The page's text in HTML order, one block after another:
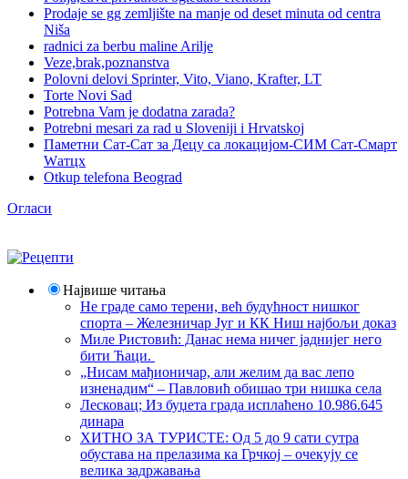
Prodaje se gg zemljište na manje od deset minuta od centra
Niša
radnici za berbu maline Arilje
Veze,brak,poznanstva
Polovni delovi Sprinter, Vito, Viano, Krafter, LT
Torte Novi Sad
Potrebna Vam je dodatna zarada?
Potrebni mesari za rad u Sloveniji i Hrvatskoj
Паметни Сат-Сат за Децу са локацијом-СИМ Сат-Смарт
Wатцх
Otkup telefona Beograd
Огласи
Највише читања
Не граде само терени, већ будућност нишког
спорта – Железничар Југ и КК Ниш најбољи доказ
Миле Ристовић: Данас нема ничег јаднијег него
бити Ћаци.
„Нисам мађионичар, али желим да вас лепо
изненадим“ – Павловић обишао три нишка села
Лесковац; Из буџета града исплаћено 10.986.645
динара
ХИТНО ЗА ТУРИСТЕ: Од 5 до 9 сати сутра
обустава на прелазима ка Грчкој – очекују се
велика задржавања